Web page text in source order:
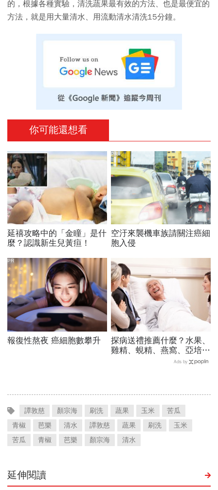
的，根據各種實驗，清洗蔬果最有效的方法、也是最便宜的
方法，就是用大量清水、用流動清水清洗15分鐘。
你可能還想看
延禧攻略中的「金瞳」是什
麼？認識新生兒黃疸！
空汙來襲機車族請關注癌細
胞入侵
PR
報復性熬夜 癌細胞數攀升
PR
探病送禮推薦什麼？水果、
雞精、蜆精、燕窩、亞培安
素...藥師盤點13大常見禮
Ads by
譚敦慈 顏宗海 刷洗 蔬果 玉米
苦瓜
青椒
芭樂 清水 譚敦慈 蔬果 刷洗
玉米
苦瓜
青椒 芭樂 顏宗海 清水
延伸閱讀